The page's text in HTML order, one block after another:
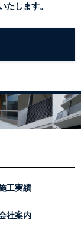
たします。
工実績
社案内